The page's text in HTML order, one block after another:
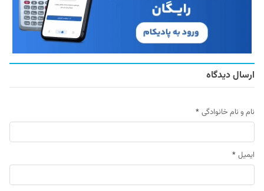
ارسال دیدگاه
نام و نام خانوادگی *
ایمیل *